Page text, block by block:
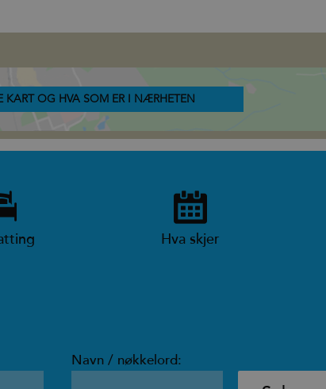
KART OG HVA SOM ER I NÆRHETEN
Hva skjer
Navn / nøkkelord: